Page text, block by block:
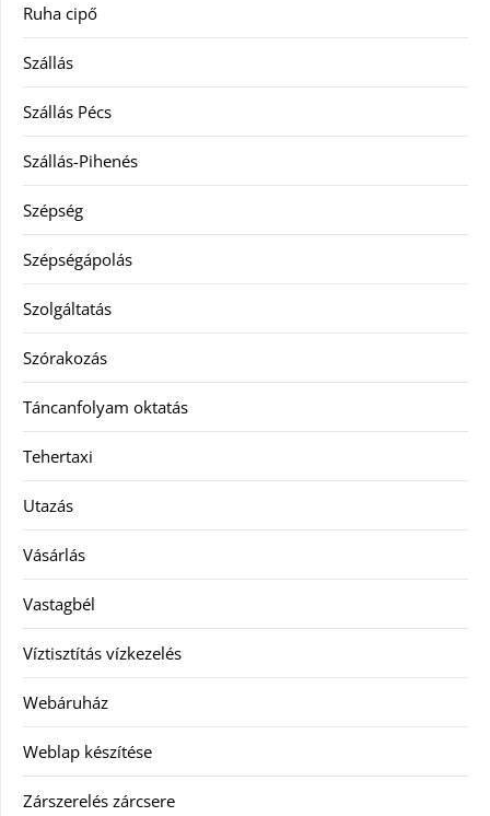
Ruha cipő
Szállás
Szállás Pécs
Szállás-Pihenés
Szépség
Szépségápolás
Szolgáltatás
Szórakozás
Táncanfolyam oktatás
Tehertaxi
Utazás
Vásárlás
Vastagbél
Víztisztítás vízkezelés
Webáruház
Weblap készítése
Zárszerelés zárcsere